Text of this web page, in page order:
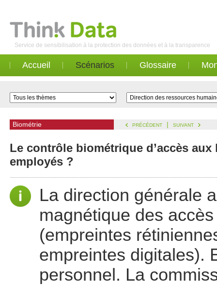
Service de sensibilisation à la protection des données et à la transparence
Accueil Scénarios Glossaire
Biométrie PRÉCÉDENT | SUIVANT
Le contrôle biométrique d’accès
employés ?
La direction générale
magnétique des
(empreintes
empreintes digitales).
personnel. La